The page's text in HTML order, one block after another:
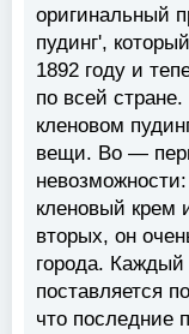
оригинальный
пудинг',
1892 году и
по всей
кленовом
вещи. Во —
кленовый крем
вторых, он
города. Каждый
поставляется
что последние